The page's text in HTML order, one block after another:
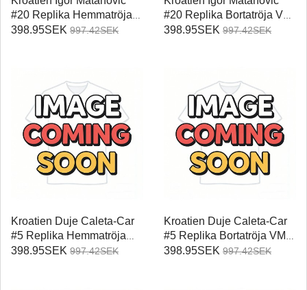
#20 Replika Hemmatröja
VM 2026 Kortärmad
398.95SEK 997.42SEK
#20 Replika Bortatröja VM
2026 Kortärmad
398.95SEK 997.42SEK
Kroatien Duje Caleta-Car
#5 Replika Hemmatröja
VM 2026 Kortärmad
398.95SEK 997.42SEK
Kroatien Duje Caleta-Car
#5 Replika Bortatröja VM
2026 Kortärmad
398.95SEK 997.42SEK